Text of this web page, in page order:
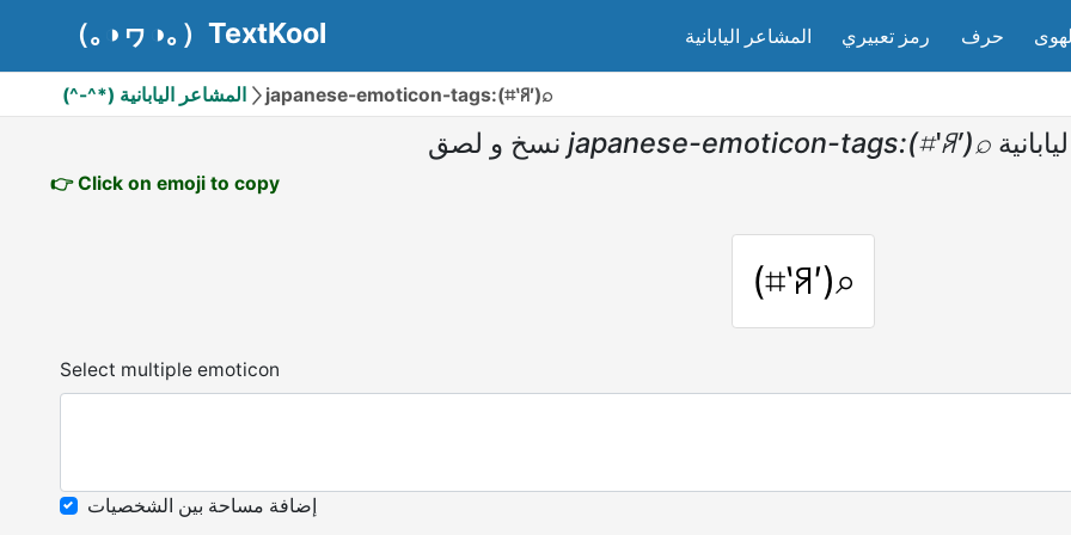
（｡◑ヮ◑｡）TextKool المشاعر اليابانية رمز تعبيري حرف
(^-^*) المشاعر اليابانية japanese-emoticon-tags:(⌗‵ꋪ′)⌕
نسخ و لصق japanese-emoticon-tags:(⌗‵ꋪ′)⌕
👉 Click on emoji to copy
(⌗‵ꋪ′)⌕
Select multiple emoticon
إضافة مساحة بين الشخصيات